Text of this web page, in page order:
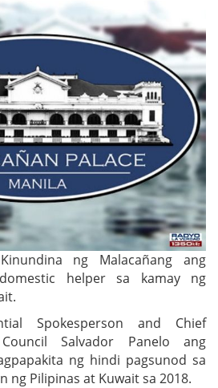
ng Malacañang ang
helper sa kamay ng
Spokesperson and Chief
Salvador Panelo ang
ng hindi pagsunod sa
ng Pilipinas at Kuwait sa 2018.